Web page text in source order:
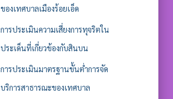
ของเทศบาลเมืองร้อยเอ็ด
การประเมินความเสี่ยงการทุจริตใน
ประเด็นที่เกี่ยวข้องกับสินบน
การประเมินมาตรฐานขั้นต่ำการจัด
บริการสาธารณะของเทศบาล